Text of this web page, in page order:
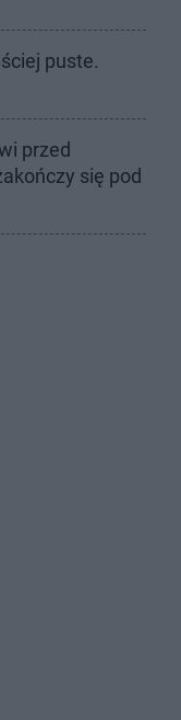
puste.
przed
się pod